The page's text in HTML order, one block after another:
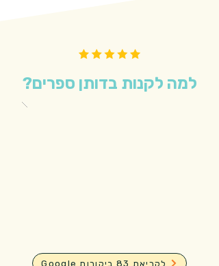
למה לקנות בדותן ספרים?
Google לקריאת 83 ביקורות